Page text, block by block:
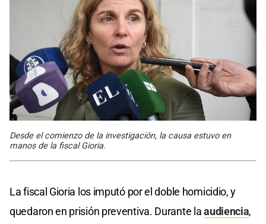
Desde el comienzo de la investigación, la causa estuvo en
manos de la fiscal Gioria.
La fiscal Gioria los imputó por el doble homicidio, y
quedaron en prisión preventiva. Durante laaudiencia,